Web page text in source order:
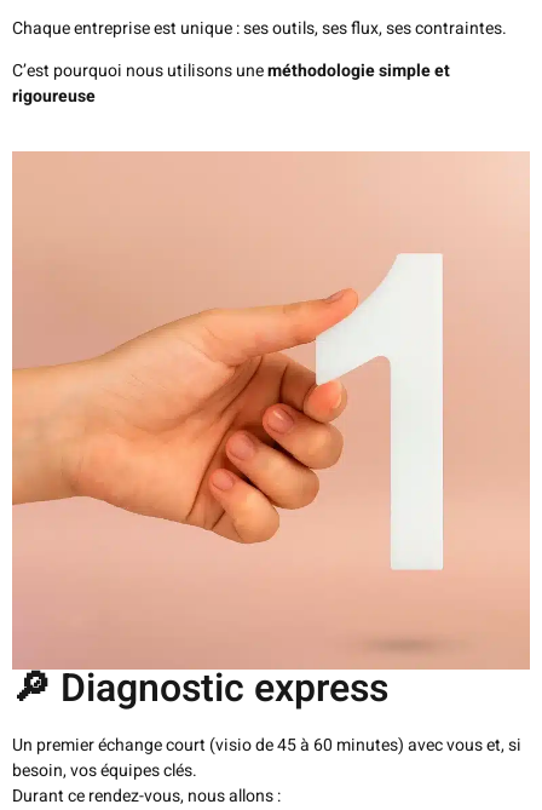
Chaque entreprise est unique : ses outils, ses flux, ses contraintes.
C’est pourquoi nous utilisons uneméthodologie simple et
rigoureuse
🔎 Diagnostic express
Un premier échange court (visio de 45 à 60 minutes) avec vous et, si
besoin, vos équipes clés.
Durant ce rendez-vous, nous allons :